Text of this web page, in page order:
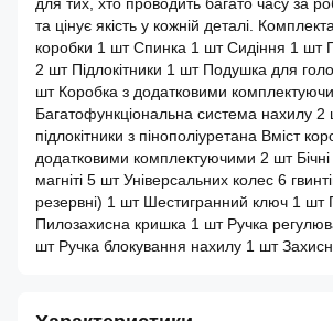
та цінує якість у кожній деталі.
коробки 1 шт Спинка 1 шт Сидіння 1 шт
2 шт Підлокітники 1 шт Подушка для
шт Коробка з додатковими
Багатофункціональна система нахилу 2
підлокітники з пінополіуретана Вміст
додатковими комплектуючими 2 шт
магніті 5 шт Універсальних колес 6
резервні) 1 шт Шестигранний ключ 1
Пилозахисна кришка 1 шт Ручка
шт Ручка блокування нахилу 1 шт